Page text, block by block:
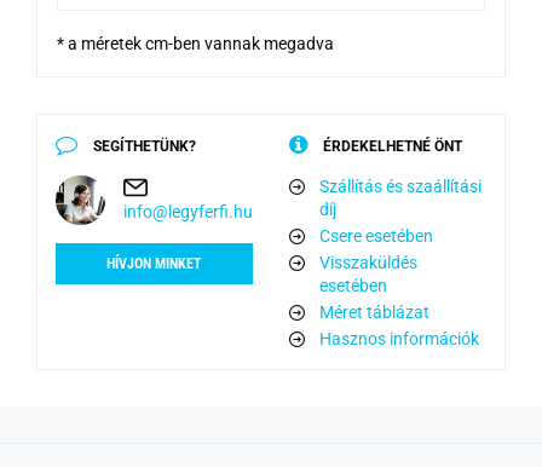
* a méretek cm-ben vannak megadva
SEGÍTHETÜNK?
info@legyferfi.hu
HÍVJON MINKET
ÉRDEKELHETNÉ ÖNT
Szállítás és szaállítási
díj
Csere esetében
Visszaküldés
esetében
Méret táblázat
Hasznos információk